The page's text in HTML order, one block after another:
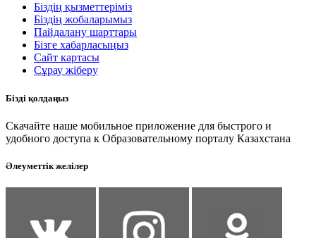
Біздің қызметтеріміз
Біздің жобаларымыз
Пайдалану шарттары
Бізге хабарласыңыз
Сайт картасы
Сұрау жіберу
Бізді қолдаңыз
Скачайте наше мобильное приложение для быстрого и
удобного доступа к Образовательному порталу Казахстана
Әлеуметтік желілер